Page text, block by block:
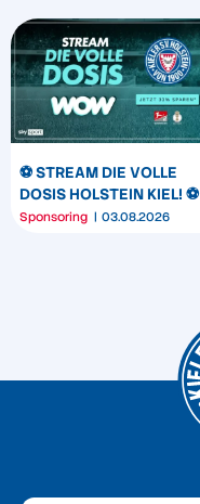
⚽️ STREAM DIE VOLLE
DOSIS HOLSTEIN KIEL! ⚽️
Sponsoring 03.08.2026